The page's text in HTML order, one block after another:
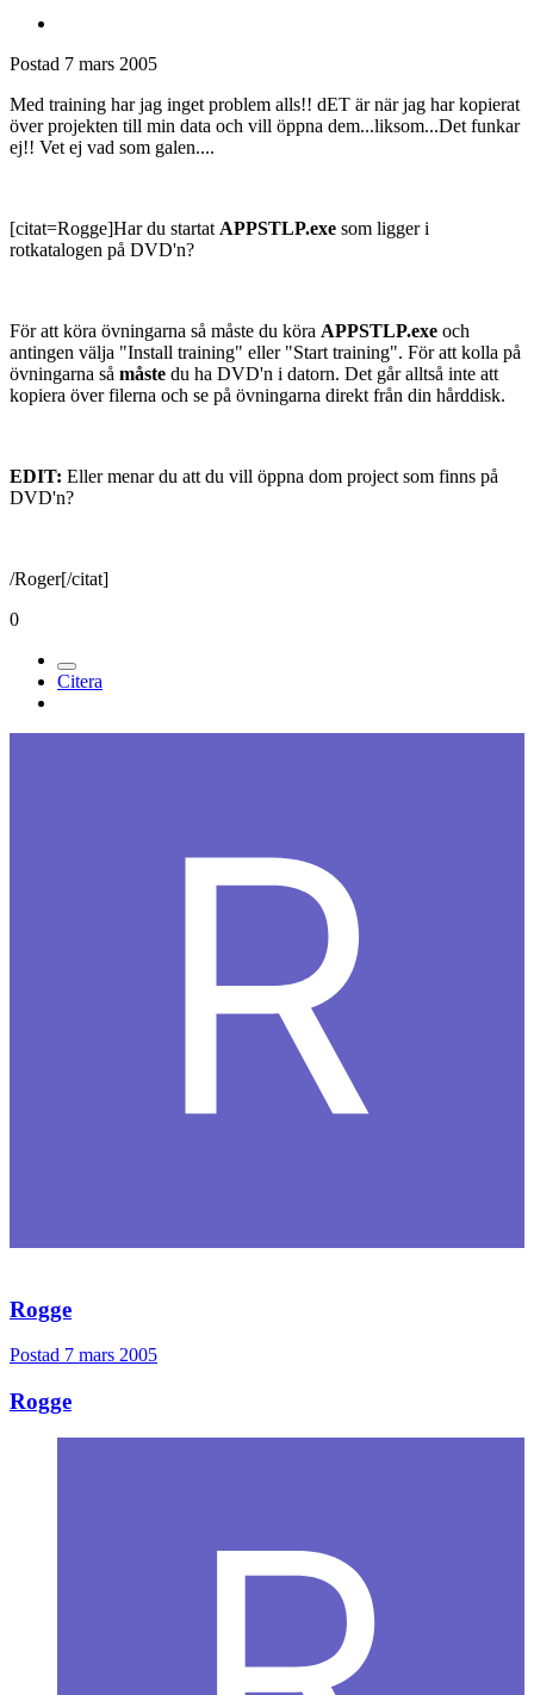
Postad 7 mars 2005
Med training har jag inget problem alls!! dET är när jag har kopierat
över projekten till min data och vill öppna dem...liksom...Det funkar
ej!! Vet ej vad som galen....
[citat=Rogge]Har du startat APPSTLP.exe som ligger i
rotkatalogen på DVD'n?
För att köra övningarna så måste du köra APPSTLP.exe och
antingen välja "Install training" eller "Start training". För att kolla på
övningarna så måste du ha DVD'n i datorn. Det går alltså inte att
kopiera över filerna och se på övningarna direkt från din hårddisk.
EDIT: Eller menar du att du vill öppna dom project som finns på
DVD'n?
/Roger[/citat]
0
Citera
Rogge
Postad 7 mars 2005
Rogge